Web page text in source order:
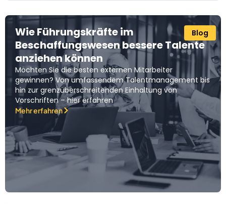
Blog
Wie Führungskräfte im
Beschaffungswesen bessere Talente
anziehen können
Möchten Sie die besten externen Mitarbeiter
gewinnen? Von umfassendem Talentmanagement bis
hin zur grenzüberschreitenden Einhaltung von
Vorschriften – hier erfahren
Mehr erfahren